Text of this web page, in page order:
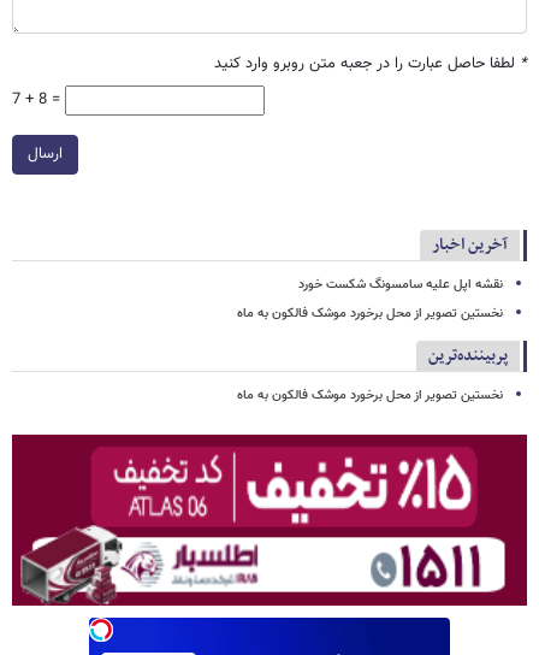
* لطفا حاصل عبارت را در جعبه متن روبرو وارد کنید
7 + 8 =
ارسال
آخرین اخبار
نقشه اپل علیه سامسونگ شکست خورد
نخستین تصویر از محل برخورد موشک فالکون به ماه
پربیننده‌ترین
نخستین تصویر از محل برخورد موشک فالکون به ماه